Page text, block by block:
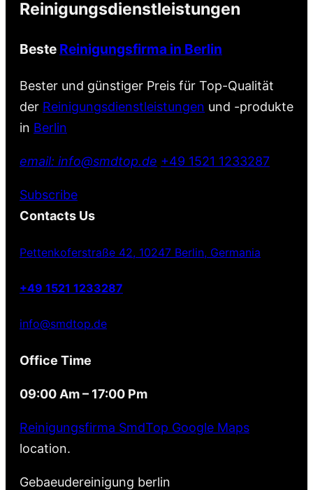
Reinigungsdienstleistungen
Beste Reinigungsfirma in Berlin
Bester und günstiger Preis für Top-Qualität
der Reinigungsdienstleistungen und -produkte
in Berlin
email: info@smdtop.de +49 1521 1233287
Subscribe
Contacts Us
Pettenkoferstraße 42, 10247 Berlin, Germania
+49 1521 1233287
info@smdtop.de
Office Time
09:00 Am – 17:00 Pm
Reinigungsfirma SmdTop Google Maps
location.
Gebaeudereinigung berlin